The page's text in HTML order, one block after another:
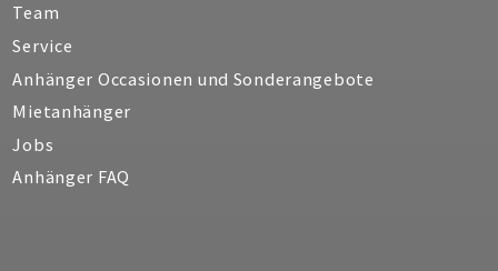
Team
Service
Anhänger Occasionen und Sonderangebote
Mietanhänger
Jobs
Anhänger FAQ